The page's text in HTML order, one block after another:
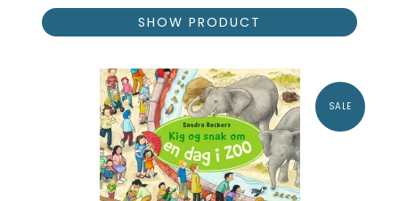
SHOW PRODUCT
SALE